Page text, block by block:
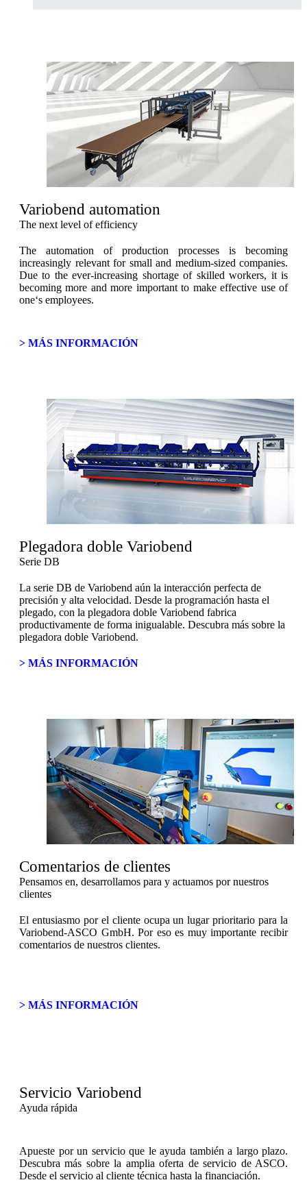
Variobend automation
The next level of efficiency
The automation of production processes is becoming
increasingly relevant for small and medium-sized companies.
Due to the ever-increasing shortage of skilled workers, it is
becoming more and more important to make effective use of
one‘s employees.
> MÁS INFORMACIÓN
Plegadora doble Variobend
Serie DB
La serie DB de Variobend aún la interacción perfecta de
precisión y alta velocidad. Desde la programación hasta el
plegado, con la plegadora doble Variobend fabrica
productivamente de forma inigualable. Descubra más sobre la
plegadora doble Variobend.
> MÁS INFORMACIÓN
Comentarios de clientes
Pensamos en, desarrollamos para y actuamos por nuestros
clientes
El entusiasmo por el cliente ocupa un lugar prioritario para la
Variobend-ASCO GmbH. Por eso es muy importante recibir
comentarios de nuestros clientes.
> MÁS INFORMACIÓN
Servicio Variobend
Ayuda rápida
Apueste por un servicio que le ayuda también a largo plazo.
Descubra más sobre la amplia oferta de servicio de ASCO.
Desde el servicio al cliente técnica hasta la financiación.